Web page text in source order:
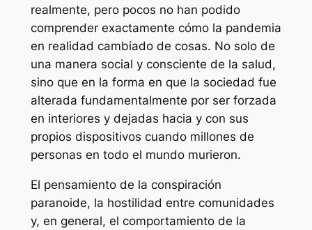
realmente, pero pocos no han podido
comprender exactamente cómo la pandemia
en realidad cambiado de cosas. No solo de
una manera social y consciente de la salud,
sino que en la forma en que la sociedad fue
alterada fundamentalmente por ser forzada
en interiores y dejadas hacia y con sus
propios dispositivos cuando millones de
personas en todo el mundo murieron.
El pensamiento de la conspiración
paranoide, la hostilidad entre comunidades
y, en general, el comportamiento de la